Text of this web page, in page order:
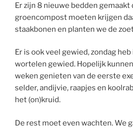
Er zijn 8 nieuwe bedden gemaakt
groencompost moeten krijgen
staakbonen en planten we de
Er is ook veel gewied, zondag
wortelen gewied. Hopelijk
weken genieten van de eerste
selder, andijvie, raapjes en
het (on)kruid.
De rest moet even wachten. We